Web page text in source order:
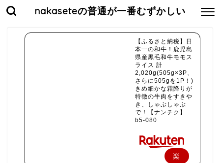
nakaseteの普通が一番むずかしい
【ふるさと納税】日
本一の和牛！鹿児島
県産黒毛和牛モモス
ライス 計
2,020g(505g×3P、
さらに505gを1P！)
きめ細かな霜降りが
特徴の牛肉をすきや
き、しゃぶしゃぶ
で！【ナンチク】
b5-080
楽